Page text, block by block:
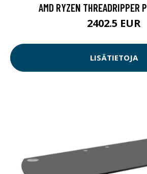
AMD RYZEN THREADRIPPER
2402.5 EUR
LISÄTIETOJA